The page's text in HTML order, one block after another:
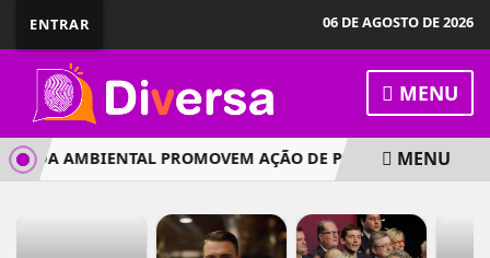
ENTRAR 06 DE AGOSTO DE 2026
MENU
AMBIENTAL PROMOVEM AÇÃO DE PRESERVAÇÃO DOS
MENU